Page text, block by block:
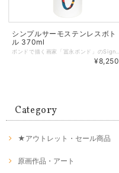
シンプルサーモステンレスボト
ル 370ml
¥8,250
Category
★アウトレット・セール商品
原画作品・アート